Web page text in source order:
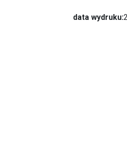
data wydruku: